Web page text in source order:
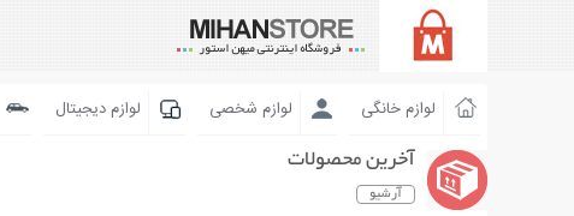
لوازم خانگی لوازم شخصی لوازم دیجیتال
آخرین محصولات
آرشیو